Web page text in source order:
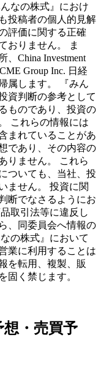
なの株式』におけ
投稿者の個人的見解
評価に関する正確
おりません。 ま
China Investment
Group Inc. 日経
属します。 『みん
資判断の参考として
ものであり、投資の
これらの情報には
まれていることがあ
であり、その内容の
りません。 これら
ついても、当社、投
ません。 投資に関
断でなさるようにお
取引法等に違反し
、同委員会へ情報の
の株式』において
業に利用することは
を転用、複製、販
固く禁じます。
想・売買予